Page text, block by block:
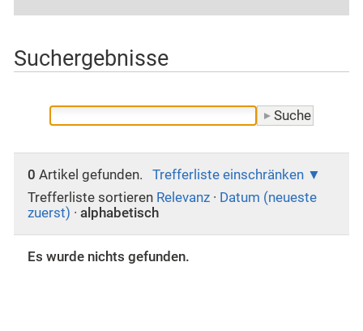
Suchergebnisse
0 Artikel gefunden.
Trefferliste einschränken
Trefferliste sortieren Relevanz · Datum (neueste
zuerst) · alphabetisch
Es wurde nichts gefunden.